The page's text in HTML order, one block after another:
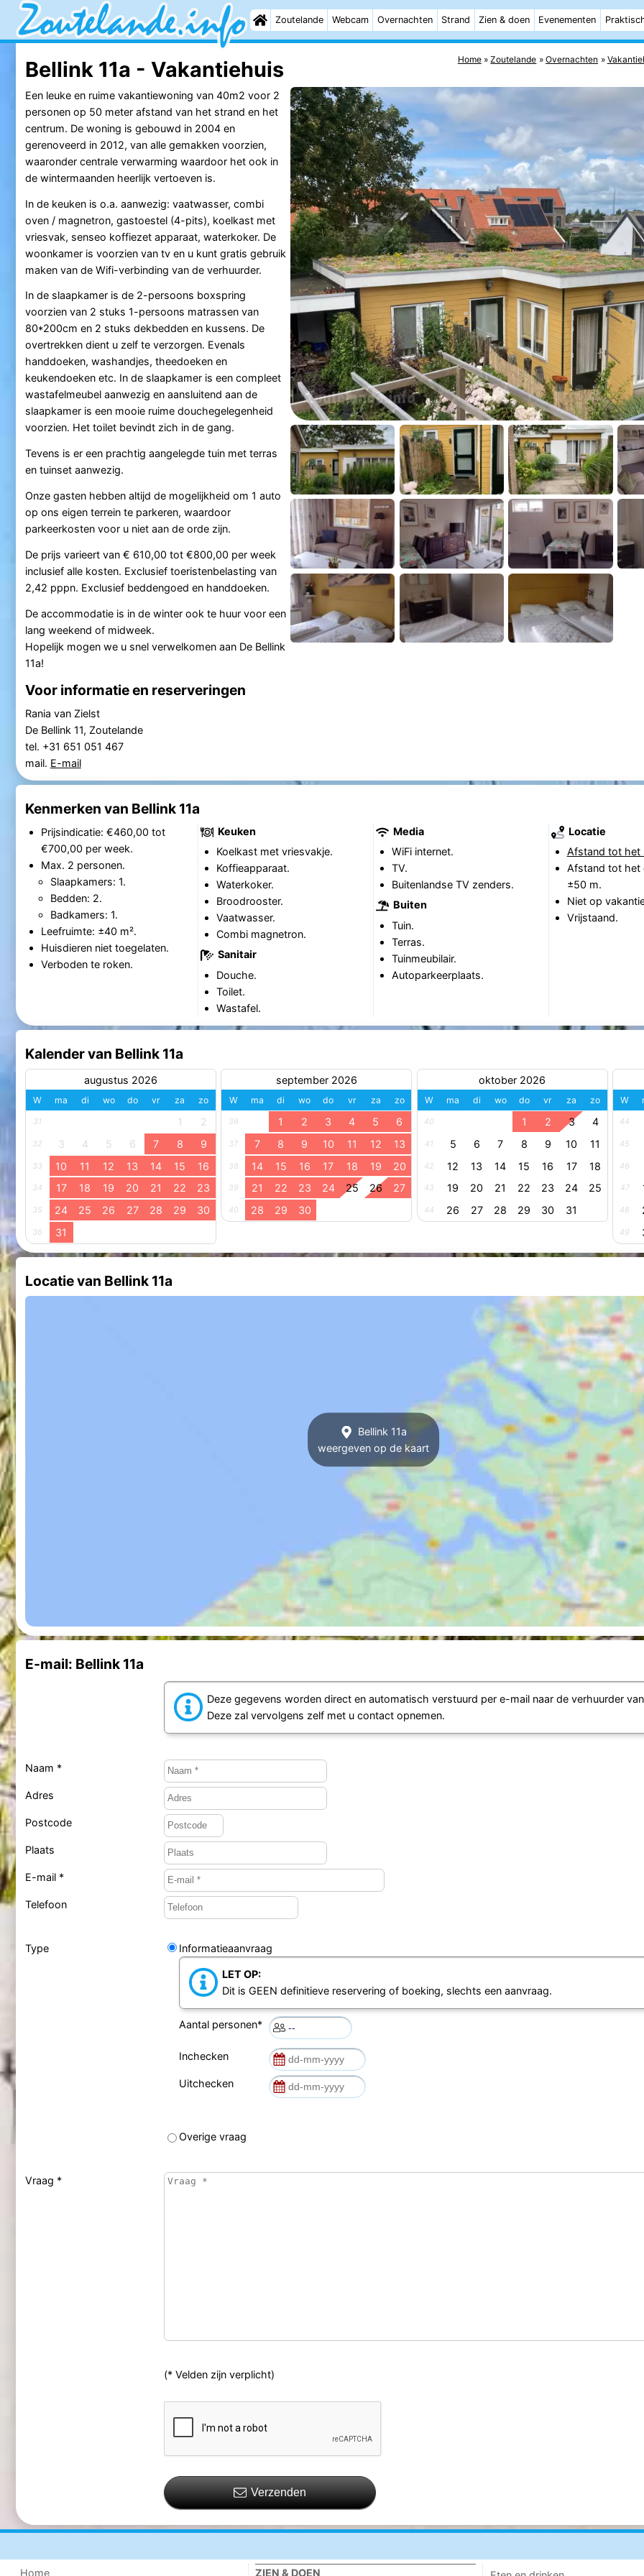
Zoutelande Webcam Overnachten Strand Zien & doen Evenementen
Home Zoutelande Overnachten
Bellink 11a - Vakantiehuis
Een leuke en ruime vakantiewoning van 40m2 voor 2
personen op 50 meter afstand van het strand en het
centrum. De woning is gebouwd in 2004 en
gerenoveerd in 2012, van alle gemakken voorzien,
waaronder centrale verwarming waardoor het ook in
de wintermaanden heerlijk vertoeven is.
In de keuken is o.a. aanwezig: vaatwasser, combi
oven / magnetron, gastoestel (4-pits), koelkast met
vriesvak, senseo koffiezet apparaat, waterkoker. De
woonkamer is voorzien van tv en u kunt gratis gebruik
maken van de Wifi-verbinding van de verhuurder.
In de slaapkamer is de 2-persoons boxspring
voorzien van 2 stuks 1-persoons matrassen van
80*200cm en 2 stuks dekbedden en kussens. De
overtrekken dient u zelf te verzorgen. Evenals
handdoeken, washandjes, theedoeken en
keukendoeken etc. In de slaapkamer is een compleet
wastafelmeubel aanwezig en aansluitend aan de
slaapkamer is een mooie ruime douchegelegenheid
voorzien. Het toilet bevindt zich in de gang.
Tevens is er een prachtig aangelegde tuin met terras
en tuinset aanwezig.
Onze gasten hebben altijd de mogelijkheid om 1 auto
op ons eigen terrein te parkeren, waardoor
parkeerkosten voor u niet aan de orde zijn.
De prijs varieert van € 610,00 tot €800,00 per week
inclusief alle kosten. Exclusief toeristenbelasting van
2,42 pppn. Exclusief beddengoed en handdoeken.
De accommodatie is in de winter ook te huur voor een
lang weekend of midweek.
Hopelijk mogen we u snel verwelkomen aan De Bellink
11a!
Voor informatie en reserveringen
Rania van Zielst
De Bellink 11, Zoutelande
tel. +31 651 051 467
mail. E-mail
Kenmerken van Bellink 11a
Prijsindicatie: €460,00 tot
€700,00 per week.
Max. 2 personen.
Slaapkamers: 1.
Bedden: 2.
Badkamers: 1.
Leefruimte: ±40 m².
Huisdieren niet toegelaten.
Verboden te roken.
Keuken
Koelkast met vriesvakje.
Koffieapparaat.
Waterkoker.
Broodrooster.
Vaatwasser.
Combi magnetron.
Sanitair
Douche.
Toilet.
Wastafel.
Media
WiFi internet.
TV.
Buitenlandse TV zenders.
Buiten
Tuin.
Terras.
Tuinmeubilair.
Autoparkeerplaats.
Locatie
Afstand tot het
Afstand tot het
±50 m.
Niet op
Vrijstaand.
Kalender van Bellink 11a
augustus 2026
W ma di wo do vr za zo
31 1 2
32 3 4 5 6 7 8 9
33 10 11 12 13 14 15 16
34 17 18 19 20 21 22 23
35 24 25 26 27 28 29 30
36 31
september 2026
W ma di wo do vr za zo
36 1 2 3 4 5 6
37 7 8 9 10 11 12 13
38 14 15 16 17 18 19 20
39 21 22 23 24 25 26 27
40 28 29 30
oktober 2026
W ma di wo do vr za zo
40 1 2 3 4
41 5 6 7 8 9 10 11
42 12 13 14 15 16 17 18
43 19 20 21 22 23 24 25
44 26 27 28 29 30 31
W
44
45
46
47
48
49
Locatie van Bellink 11a
Bellink 11a
weergeven op de kaart
E-mail: Bellink 11a
Deze gegevens worden direct en automatisch verstuurd per e-mail naar de verhuurder van
Deze zal vervolgens zelf met u contact opnemen.
Naam *
Adres
Postcode
Plaats
E-mail *
Telefoon
Type Informatieaanvraag
LET OP:
Dit is GEEN definitieve reservering of boeking, slechts een aanvraag.
Aantal personen*
Inchecken
Uitchecken
Overige vraag
Vraag *
(* Velden zijn verplicht)
Verzenden
Home ZIEN & DOEN